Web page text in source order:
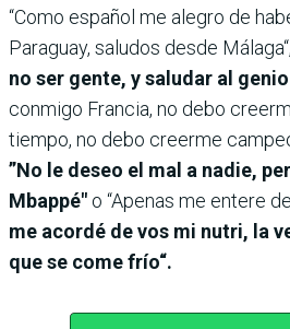
“Como español me alegro de
Paraguay, saludos desde Málaga“,
no ser gente, y saludar al
conmigo Francia, no debo
tiempo, no debo creerme
”No le deseo el mal a nadie,
Mbappé" o “Apenas me entere
me acordé de vos mi nutri, la
que se come frío“.